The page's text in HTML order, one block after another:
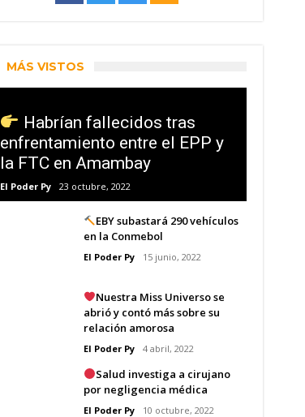
MÁS VISTOS
Habrían fallecidos tras
enfrentamiento entre el EPP y
la FTC en Amambay
El Poder Py 23 octubre, 2022
EBY subastará 290 vehículos
en la Conmebol
El Poder Py 15 junio, 2022
Nuestra Miss Universo se
abrió y contó más sobre su
relación amorosa
El Poder Py 4 abril, 2022
Salud investiga a cirujano
por negligencia médica
El Poder Py 10 octubre, 2022